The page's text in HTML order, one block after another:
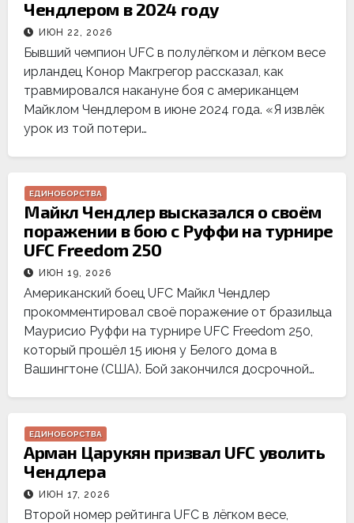
Чендлером в 2024 году
ИЮН 22, 2026
Бывший чемпион UFC в полулёгком и лёгком весе
ирландец Конор Макгрегор рассказал, как
травмировался накануне боя с американцем
Майклом Чендлером в июне 2024 года. «Я извлёк
урок из той потери…
ЕДИНОБОРСТВА
Майкл Чендлер высказался о своём
поражении в бою с Руффи на турнире
UFC Freedom 250
ИЮН 19, 2026
Американский боец UFC Майкл Чендлер
прокомментировал своё поражение от бразильца
Маурисио Руффи на турнире UFC Freedom 250,
который прошёл 15 июня у Белого дома в
Вашингтоне (США). Бой закончился досрочной…
ЕДИНОБОРСТВА
Арман Царукян призвал UFC уволить
Чендлера
ИЮН 17, 2026
Второй номер рейтинга UFC в лёгком весе,